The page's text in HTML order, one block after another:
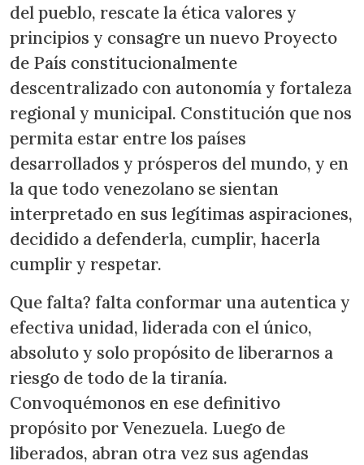
del pueblo, rescate la ética valores y
principios y consagre un nuevo Proyecto
de País constitucionalmente
descentralizado con autonomía y fortaleza
regional y municipal. Constitución que nos
permita estar entre los países
desarrollados y prósperos del mundo, y en
la que todo venezolano se sientan
interpretado en sus legítimas aspiraciones,
decidido a defenderla, cumplir, hacerla
cumplir y respetar.
Que falta? falta conformar una autentica y
efectiva unidad, liderada con el único,
absoluto y solo propósito de liberarnos a
riesgo de todo de la tiranía.
Convoquémonos en ese definitivo
propósito por Venezuela. Luego de
liberados, abran otra vez sus agendas